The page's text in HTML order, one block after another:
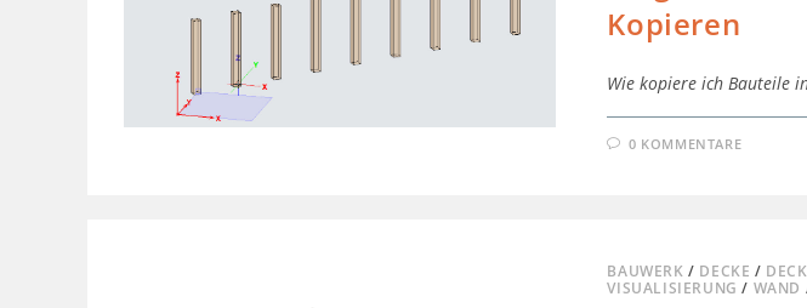
Kopieren
Wie kopiere ich Bauteile
0 KOMMENTARE
BAUWERK / DECKE /
VISUALISIERUNG / WAND